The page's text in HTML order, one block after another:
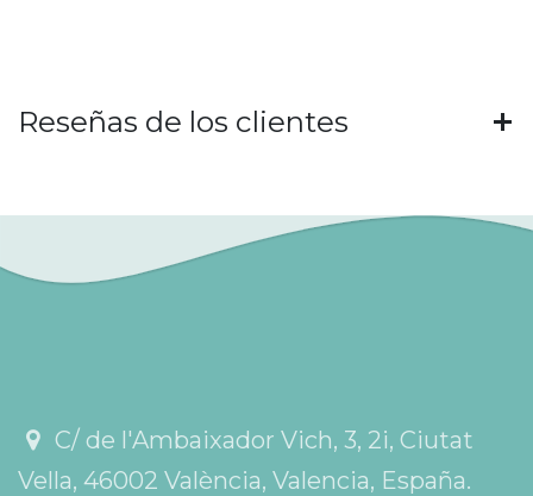
Reseñas de los clientes
C/ de l'Ambaixador Vich, 3, 2i, Ciutat
Vella, 46002 València, Valencia, España.